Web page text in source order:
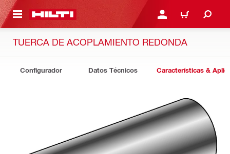
PRINCIPAL INICIE SESIÓN O
CARRITO
TUERCA DE ACOPLAMIENTO REDONDA
Configurador Datos Técnicos Características &